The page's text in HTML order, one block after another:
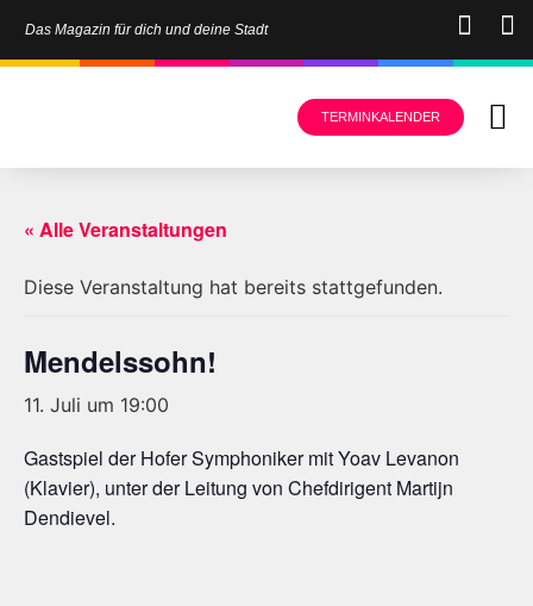
Das Magazin für dich und deine Stadt
TERMINKALENDER
« Alle Veranstaltungen
Diese Veranstaltung hat bereits stattgefunden.
Mendelssohn!
11. Juli um 19:00
Gastspiel der Hofer Symphoniker mit Yoav Levanon
(Klavier), unter der Leitung von Chefdirigent Martijn
Dendievel.